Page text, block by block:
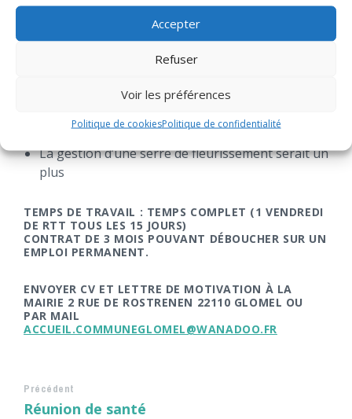
Accepter
Refuser
Voir les préférences
Politique de cookiesPolitique de confidentialité
Bonne condition physique (port de charges,
Sens du travail en équipe
Qualités relationnelles
La gestion d’une serre de fleurissement serait un
plus
TEMPS DE TRAVAIL : TEMPS COMPLET (1 VENDREDI
DE RTT TOUS LES 15 JOURS)
CONTRAT DE 3 MOIS POUVANT DÉBOUCHER SUR UN
EMPLOI PERMANENT.
ENVOYER CV ET LETTRE DE MOTIVATION À LA
MAIRIE 2 RUE DE ROSTRENEN 22110 GLOMEL OU
PAR MAIL
ACCUEIL.COMMUNEGLOMEL@WANADOO.FR
Précédent
Réunion de santé